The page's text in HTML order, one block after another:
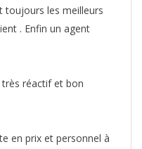
toujours les meilleurs
. Enfin un agent
réactif et bon
en prix et personnel à